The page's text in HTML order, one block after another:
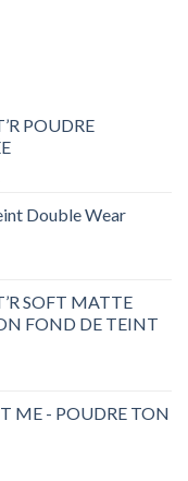
POUDRE
:
CFA
Double Wear
CFA
SOFT MATTE
FOND DE TEINT
:
ME - POUDRE TON